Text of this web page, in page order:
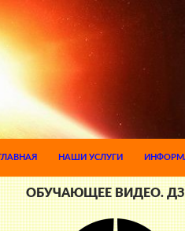
ГЛАВНАЯ
НАШИ УСЛУГИ
ОБУЧАЮЩЕЕ ВИДЕО.